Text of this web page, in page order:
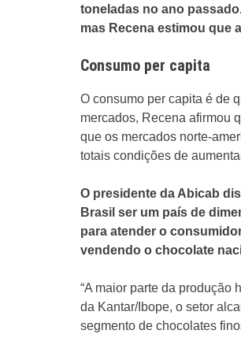
toneladas no ano
mas Recena estimou que
Consumo per capita
O consumo per capita é de
mercados, Recena afirmou
que os mercados norte-
totais condições de
O presidente da Abicab
Brasil ser um país de
para atender o
vendendo o chocolate
“A maior parte da produção
da Kantar/Ibope, o setor
segmento de chocolates